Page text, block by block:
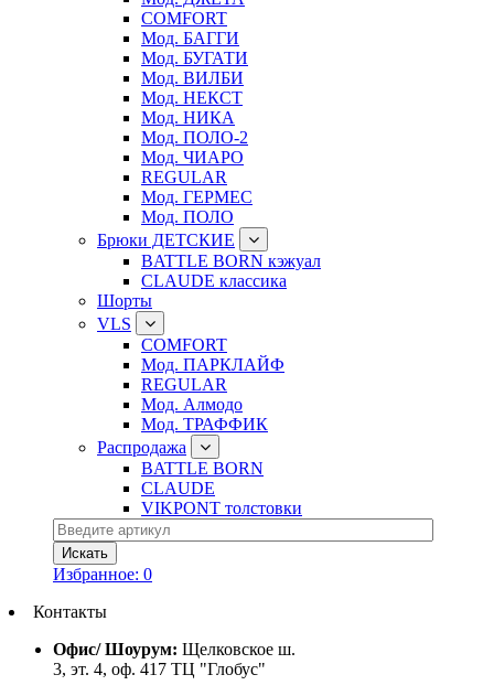
COMFORT
Мод. БАГГИ
Мод. БУГАТИ
Мод. ВИЛБИ
Мод. НЕКСТ
Мод. НИКА
Мод. ПОЛО-2
Мод. ЧИАРО
REGULAR
Мод. ГЕРМЕС
Мод. ПОЛО
Брюки ДЕТСКИЕ
BATTLE BORN кэжуал
CLAUDE классика
Шорты
VLS
COMFORT
Мод. ПАРКЛАЙФ
REGULAR
Мод. Алмодо
Мод. ТРАФФИК
Распродажа
BATTLE BORN
CLAUDE
VIKPONT толстовки
Избранное: 0
Контакты
Офис/ Шоурум: Щелковское ш.
3, эт. 4, оф. 417 ТЦ "Глобус"